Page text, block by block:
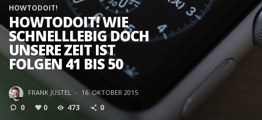
HOWTODOIT!
HOWTODOIT! WIE
SCHNELLLEBIG DOCH
UNSERE ZEIT IST
FOLGEN 41 BIS 50
FRANK JÜSTEL · 16. OKTOBER 2015
0 0 473 0